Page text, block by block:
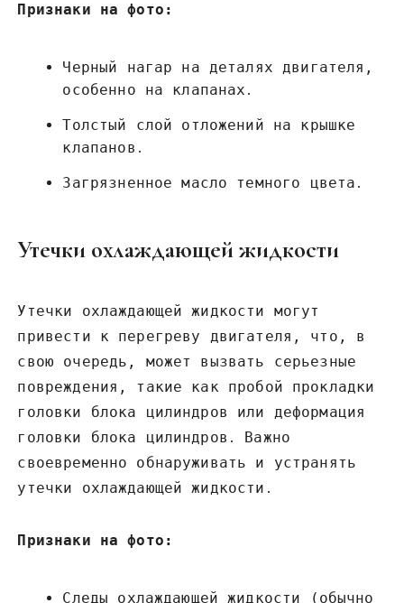
Признаки на фото:
Черный нагар на деталях двигателя‚
особенно на клапанах․
Толстый слой отложений на крышке
клапанов․
Загрязненное масло темного цвета․
Утечки охлаждающей жидкости
Утечки охлаждающей жидкости могут
привести к перегреву двигателя‚ что‚ в
свою очередь‚ может вызвать серьезные
повреждения‚ такие как пробой прокладки
головки блока цилиндров или деформация
головки блока цилиндров․ Важно
своевременно обнаруживать и устранять
утечки охлаждающей жидкости․
Признаки на фото:
Следы охлаждающей жидкости (обычно